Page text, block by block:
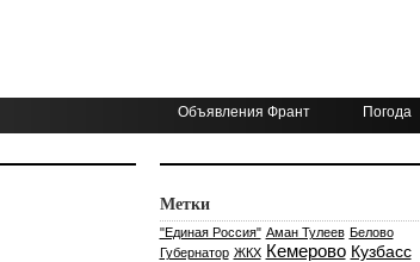
Объявления Франт Погода
Метки
"Единая Россия" Аман Тулеев Белово
Губернатор ЖКХ Кемерово Кузбасс